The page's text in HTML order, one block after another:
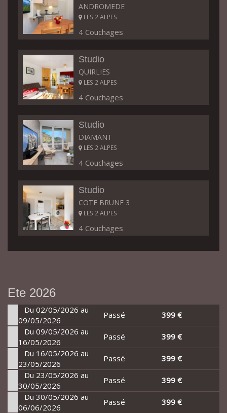
ANDROMEDE
LES 2 ALPES
4 Couchages
Studio
QUIRLIES
LES 2 ALPES
4 Couchages
Studio
DIAMANT
LES 2 ALPES
4 Couchages
Studio
COTE BRUNE 3
LES 2 ALPES
4 Couchages
Ete 2026
Du 02/05/2026 au
09/05/2026
Passé
399 €
Du 09/05/2026 au
16/05/2026
Passé
399 €
Du 16/05/2026 au
23/05/2026
Passé
399 €
Du 23/05/2026 au
30/05/2026
Passé
399 €
Du 30/05/2026 au
06/06/2026
Passé
399 €